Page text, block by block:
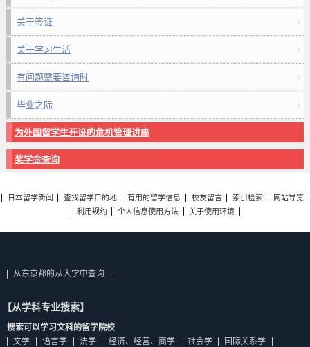
关于签证
关于学习生活
有问题需要咨询时
毕业之际
为外国留学生开设的危机管理讲座
奖学金查询
日本留学新闻 查找留学目的地 有用的留学信息 校友留言 索引检索
网站导览
利用规约
个人信息使用方法 关于使用环境
从东京都的从大学中查询
【从学科专业搜索】
搜索可以学习文科的留学院校
文学
语言学 法学 经济、经营、商学 社会学 国际关系学